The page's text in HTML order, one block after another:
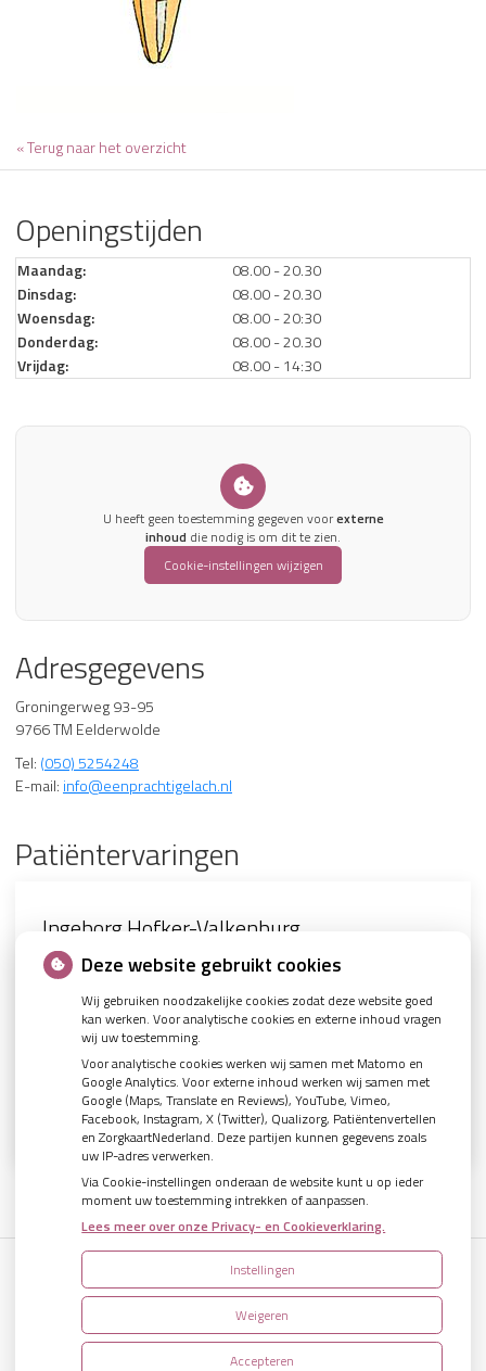
« Terug naar het overzicht
Openingstijden
Maandag:
08.00 - 20.30
Dinsdag:
08.00 - 20.30
Woensdag:
08.00 - 20:30
Donderdag:
08.00 - 20.30
Vrijdag:
08.00 - 14:30
U heeft geen toestemming gegeven voorexterne
inhoud die nodig is om dit te zien.
Cookie-instellingen wijzigen
Adresgegevens
Groningerweg 93-95
9766 TM Eelderwolde
Tel: (050) 5254248
E-mail: info@eenprachtigelach.nl
Patiëntervaringen
Ingeborg Hofker-Valkenburg
Ingeborg Hofker-Valkenburg
Jeske is al meer dan 20 jaar mijn fantastische tandarts.
Moderne tandheelkunde, professioneel, persoonlijk en
vooral een erge prettige persoonlijkheid.
Beoordeling 9.2
14 maart 2026
Deskundige en vriendelijke tandarts. Bij de recente afspraak
heeft ze iets kleins, wat mij stoorde, meteen goed
verholpen. Goede praktijk en fijn dat tandarts en preventie
behandeling samen kan.
Beoordeling 9.7
12 maart 2026
Zeer tevreden met zowel tandarts als mondhygiëniste.
Beoordeling 9.7
31 januari 2026
Ik ben goed en snel geholpen. Er werd goed uitgelegd wat er
ging gebeuren en de dag na de behandeling werd gebeld om
te vragen hoe het ging. Al met al ben ik heel tevreden.
Beoordeling 9.8
17 oktober 2025
Extreem kundige tandarts en altijd prettig geholpen door de
mondhygiëniste.
Paula
5 sterren!
Vriendelijk en professioneel team die net even een stapje
verder met je mee denkt. Een fijn team van specialisten die
weten wat ze doen en waar ik vol vertrouwen naar toe ga!
Uw Zorg Online|Beheer
Bezoek
onze
Bezoek
Cookie-instellingen
Deze website gebruikt cookies
Wij gebruiken noodzakelijke cookies zodat deze website goed
kan werken. Voor analytische cookies en externe inhoud vragen
wij uw toestemming.
Voor analytische cookies werken wij samen met Matomo en
Google Analytics. Voor externe inhoud werken wij samen met
Google (Maps, Translate en Reviews), YouTube, Vimeo,
Facebook, Instagram, X (Twitter), Qualizorg, Patiëntenvertellen
en ZorgkaartNederland. Deze partijen kunnen gegevens zoals
uw IP-adres verwerken.
Via Cookie-instellingen onderaan de website kunt u op ieder
moment uw toestemming intrekken of aanpassen.
Lees meer over onze Privacy- en Cookieverklaring.
Instellingen
Weigeren
Accepteren